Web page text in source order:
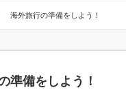
海外旅行の準備をしよう！
準備をしよう！